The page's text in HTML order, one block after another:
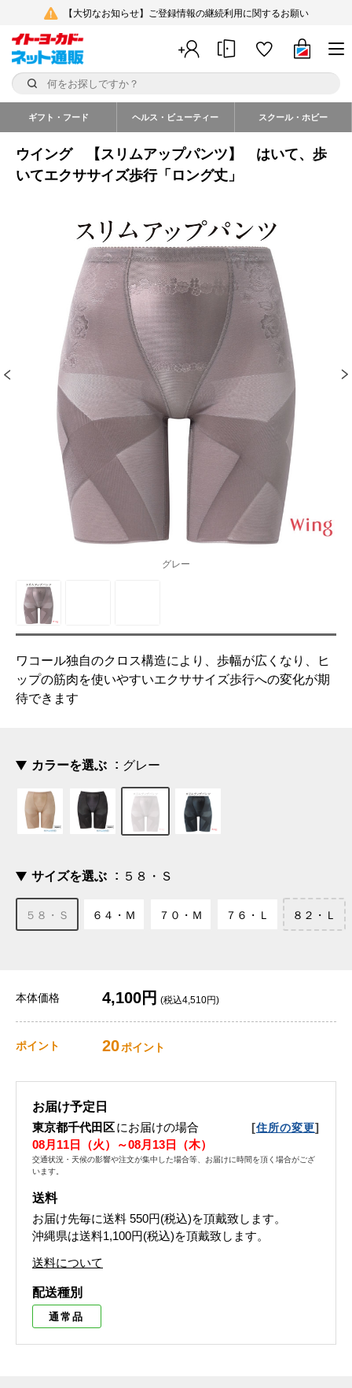
【大切なお知らせ】ご登録情報の継続利用に関するお願い
ギフト・フード ヘルス・ビューティー スクール・ホビー
ウイング 【スリムアップパンツ】 はいて、歩
いてエクササイズ歩行「ロング丈」
グレー
ワコール独自のクロス構造により、歩幅が広くなり、ヒ
ップの筋肉を使いやすいエクササイズ歩行への変化が期
待できます
カラーを選ぶ グレー
サイズを選ぶ ５８・Ｓ
５８・Ｓ ６４・Ｍ ７０・Ｍ ７６・Ｌ ８２・Ｌ
本体価格 4,100円 (税込4,510円)
ポイント 20ポイント
お届け予定日
東京都千代田区にお届けの場合 [住所の変更]
08月11日（火）～08月13日（木）
交通状況・天候の影響や注文が集中した場合等、お届けに時間を頂く場合がござ
います。
送料
お届け先毎に送料 550円(税込)を頂戴致します。
沖縄県は送料1,100円(税込)を頂戴致します。
送料について
配送種別
通常品